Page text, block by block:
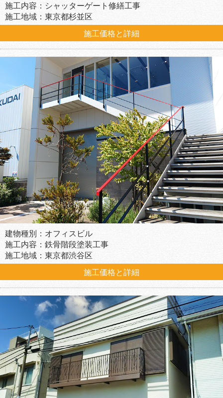
施工内容：シャッターゲート修繕工事
施工地域：東京都杉並区
施工価格と詳細
建物種別：オフィスビル
施工内容：鉄骨階段塗装工事
施工地域：東京都渋谷区
施工価格と詳細